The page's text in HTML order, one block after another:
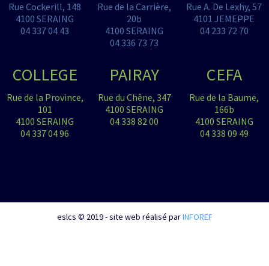
Rue Cockerill, 148
4100 SERAING
04 337 04 43
Rue de la Carrière,
20b
4100 SERAING
04 336 73 73
Rue A. De Lexhy, 57
4101 JEMEPPE
04 233 72 70
COLLEGE
Rue de la Province,
101
4100 SERAING
04 337 04 96
PAIRAY
Rue du Chêne, 347
4100 SERAING
04 338 82 00
CEFA
Rue de la Baume,
166b
4100 SERAING
04 338 09 49
eslcs © 2019 - site web réalisé parINFOREF